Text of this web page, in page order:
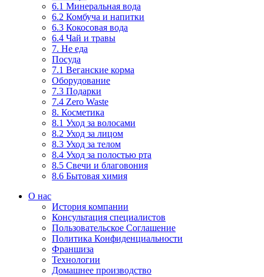
6.1 Минеральная вода
6.2 Комбуча и напитки
6.3 Кокосовая вода
6.4 Чай и травы
7. Не еда
Посуда
7.1 Веганские корма
Оборудование
7.3 Подарки
7.4 Zero Waste
8. Косметика
8.1 Уход за волосами
8.2 Уход за лицом
8.3 Уход за телом
8.4 Уход за полостью рта
8.5 Свечи и благовония
8.6 Бытовая химия
О нас
История компании
Консультация специалистов
Пользовательское Соглашение
Политика Конфиденциальности
Франшиза
Технологии
Домашнее производство